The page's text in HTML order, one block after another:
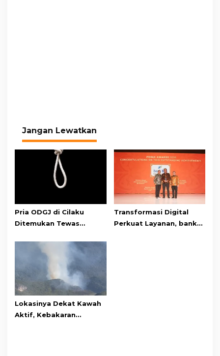
Jangan Lewatkan
Pria ODGJ di Cilaku
Ditemukan Tewas
Transformasi Digital
Perkuat Layanan, bank
Lokasinya Dekat Kawah
Aktif, Kebakaran